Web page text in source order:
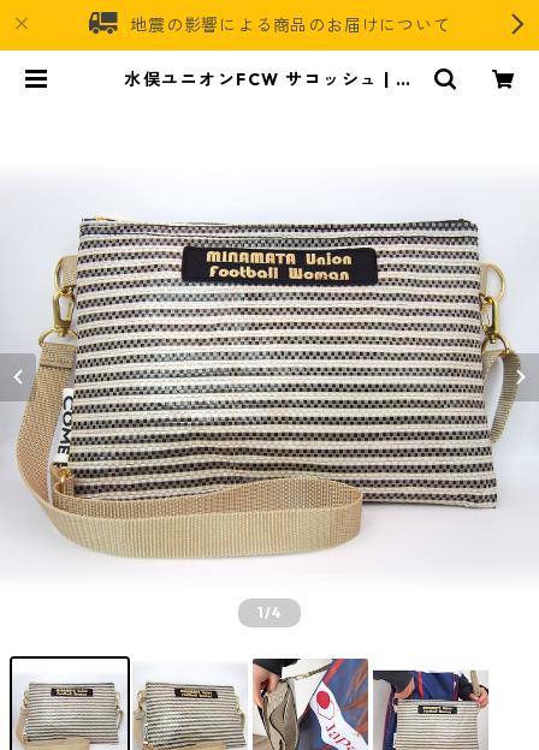
地震の影響による商品のお届けについて
水俣ユニオンFCW サコッシュ | バ
1/4